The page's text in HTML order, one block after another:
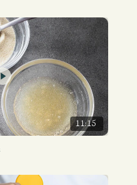
11:15